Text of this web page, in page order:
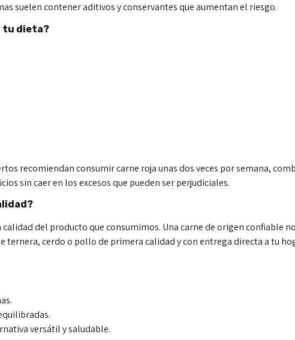
suelen contener aditivos y conservantes que aumentan el riesgo.
tu dieta?
recomiendan consumir carne roja unas dos veces por semana,
sin caer en los excesos que pueden ser perjudiciales.
del producto que consumimos. Una carne de origen confiable
ternera, cerdo o pollo de primera calidad y con entrega directa a tu
versátil y saludable.